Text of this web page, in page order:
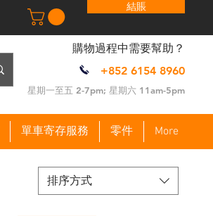
結賬
​購物過程中需要幫助？
+852 6154 8960
​星期一至五 2-7pm; 星期六 11am-5pm
單車寄存服務 零件 More
排序方式